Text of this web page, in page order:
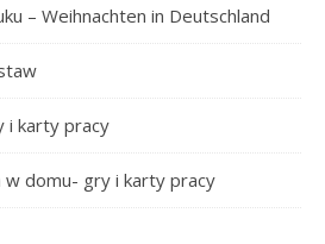
– Weihnachten in Deutschland
i karty pracy
w domu- gry i karty pracy